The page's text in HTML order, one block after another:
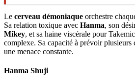
Le cerveau démoniaque orchestre
Sa relation toxique avec Hanma, son
Mikey, et sa haine viscérale pour
complexe. Sa capacité à prévoir plusieurs
une menace constante.
Hanma Shuji